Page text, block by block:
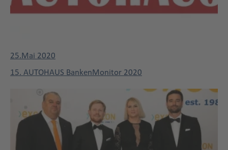
25.Mai 2020
15. AUTOHAUS BankenMonitor 2020